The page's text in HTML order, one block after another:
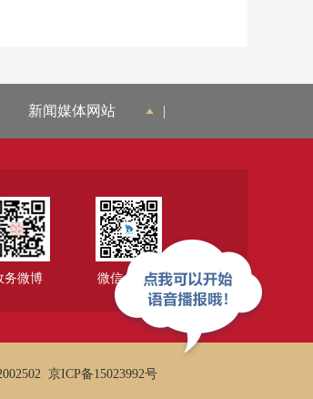
新闻媒体网站 |
务微博 微信公众号
京ICP备15023992号